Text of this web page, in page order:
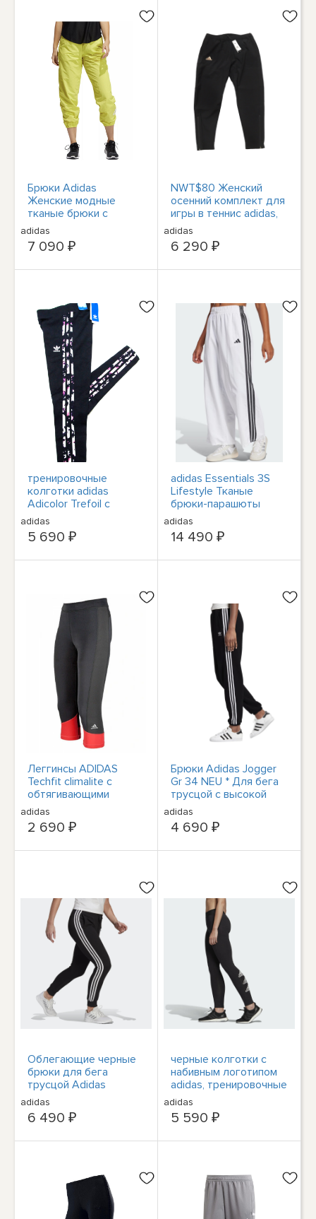
Брюки Adidas
Женские модные
тканые брюки с
высокой талией из
ткани желтого цвета
GT3278 L
adidas
7 090 ₽
NWT$80 Женский
осенний комплект для
игры в теннис adidas,
тканые брюки
(FS3807), размер XL
adidas
6 290 ₽
тренировочные
колготки adidas
Adicolor Trefoil с
темно-синим принтом
в 3 полосы, женский
размер XS
adidas
5 690 ₽
adidas Essentials 3S
Lifestyle Тканые
брюки-парашюты
Женские
повседневные брюки
JE1307
adidas
14 490 ₽
Леггинсы ADIDAS
Techfit climalite с
обтягивающими
рукавами-капри 3/4,
спортивные, Gr. XS 30-
32
adidas
2 690 ₽
Брюки Adidas Jogger
Gr 34 NEU * Для бега
трусцой с высокой
посадкой, спортивные
штаны GD2260
adidas
4 690 ₽
Облегающие черные
брюки для бега
трусцой Adidas
Originals из флиса с
манжетами в 3 полосы
XL FREE SHIPP
adidas
6 490 ₽
черные колготки с
набивным логотипом
adidas, тренировочные
брюки для йоги в
полный рост, женский
размер S
adidas
5 590 ₽